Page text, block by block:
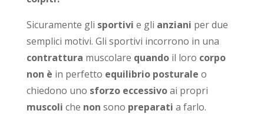
Sicuramente gli sportivi e gli anziani per due
semplici motivi. Gli sportivi incorrono in una
contrattura muscolare quandoil loro corpo
non è in perfetto equilibrio posturale o
chiedono uno sforzo eccessivoai propri
muscoli che non sono preparati a farlo.